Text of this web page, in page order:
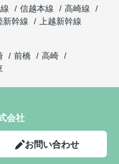
信越本線
高崎線
新幹線
上越新幹線
前橋
高崎
会社
お問い合わせ